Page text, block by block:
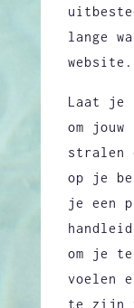
lange
website.
Laat je
om
stralen
op je
je een
om je
voelen
te zijn